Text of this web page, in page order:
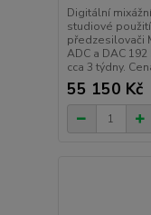
Digitální
studiové
předzesilovači
ADC a DAC
cca 3 týdny.
55 150 Kč